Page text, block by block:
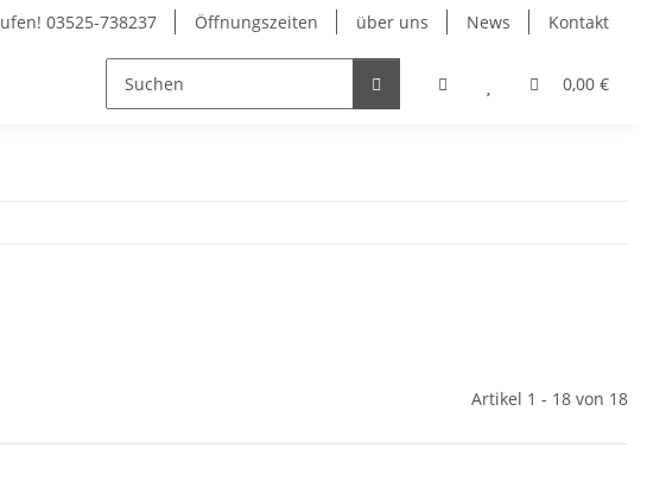
03525-738237 Öffnungszeiten über uns News Kontakt
0,00 €
Artikel 1 - 18 von 18